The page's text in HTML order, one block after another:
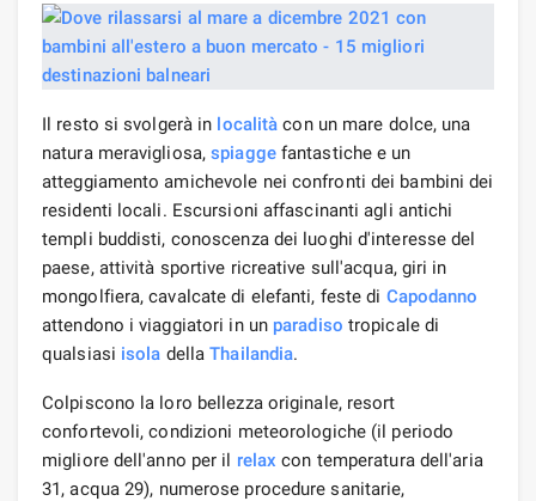
Il resto si svolgerà in località con un mare dolce, una
natura meravigliosa,spiaggefantastiche e un
atteggiamento amichevole nei confronti dei bambini dei
residenti locali. Escursioni affascinanti agli antichi
templi buddisti, conoscenza dei luoghi d'interesse del
paese, attività sportive ricreative sull'acqua, giri in
mongolfiera, cavalcate di elefanti, feste di Capodanno
attendono i viaggiatori in un paradiso tropicale di
qualsiasi isola dellaThailandia.
Colpiscono la loro bellezza originale, resort
confortevoli, condizioni meteorologiche (il periodo
migliore dell'anno per il relax con temperatura dell'aria
31, acqua 29), numerose procedure sanitarie,